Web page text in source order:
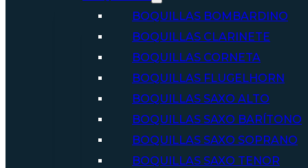
BOQUILLAS BOMBARDINO
BOQUILLAS CLARINETE
BOQUILLAS CORNETA
BOQUILLAS FLUGELHORN
BOQUILLAS SAXO ALTO
BOQUILLAS SAXO BARÍTONO
BOQUILLAS SAXO SOPRANO
BOQUILLAS SAXO TENOR